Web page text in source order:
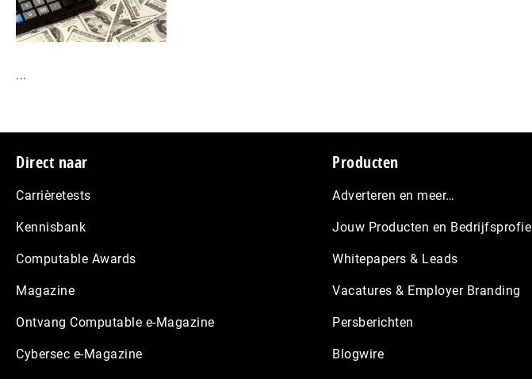
...
Footer
Direct naar
Carrièretests
Kennisbank
Computable Awards
Magazine
Ontvang Computable e-Magazine
Cybersec e-Magazine
Producten
Adverteren en meer…
Jouw Producten en Bedrijfsprofiel
Whitepapers & Leads
Vacatures & Employer Branding
Persberichten
Blogwire